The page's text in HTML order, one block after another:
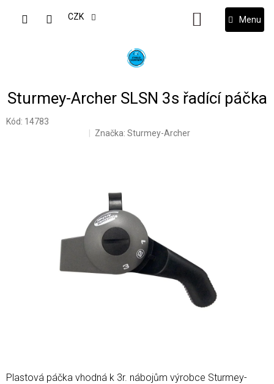
CZK
NÁKUPNÍ
KOŠÍK
Sturmey-Archer SLSN 3s řadící páčka
Kód: 14783
Značka: Sturmey-Archer
Plastová páčka vhodná k 3r. nábojům výrobce Sturmey-